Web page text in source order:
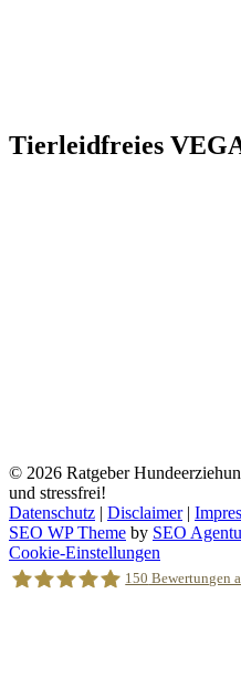
Tierleidfreies
© 2026 Ratgeber
und stressfrei!
Datenschutz | Disclaimer|
SEO WP Theme by SEO
Nach
oben
scrollen
Cookie-Einstellungen
150 Bewertungen